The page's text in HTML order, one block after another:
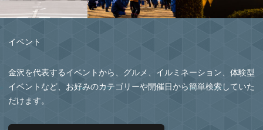
イベント
金沢を代表するイベントから、グルメ、イルミネーション、体験型
イベントなど、お好みのカテゴリーや開催日から簡単検索していた
だけます。